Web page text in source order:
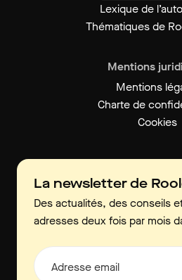
Lexique de
Thématiques de
Mentions
Mentions
Charte de
Cookies
La newsletter de
Des actualités, des conseils
adresses deux fois par mois
Adresse email